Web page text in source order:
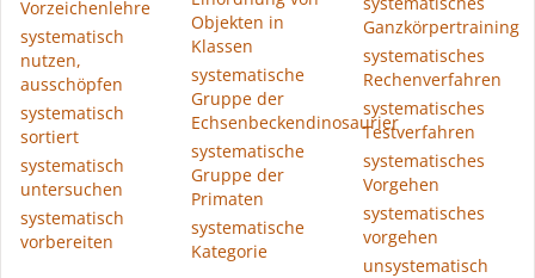
Vorzeichenlehre
systematisch
nutzen,
ausschöpfen
systematisch
sortiert
systematisch
untersuchen
systematisch
vorbereiten
Objekten in
Klassen
systematische
Gruppe der
Echsenbeckendinosaurier
systematische
Gruppe der
Primaten
systematische
Kategorie
Ganzkörpertraining
systematisches
Rechenverfahren
systematisches
Testverfahren
systematisches
Vorgehen
systematisches
vorgehen
unsystematisch